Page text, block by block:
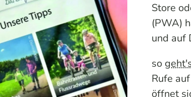
Store
(PWA)
und auf
so
Rufe
öffnet